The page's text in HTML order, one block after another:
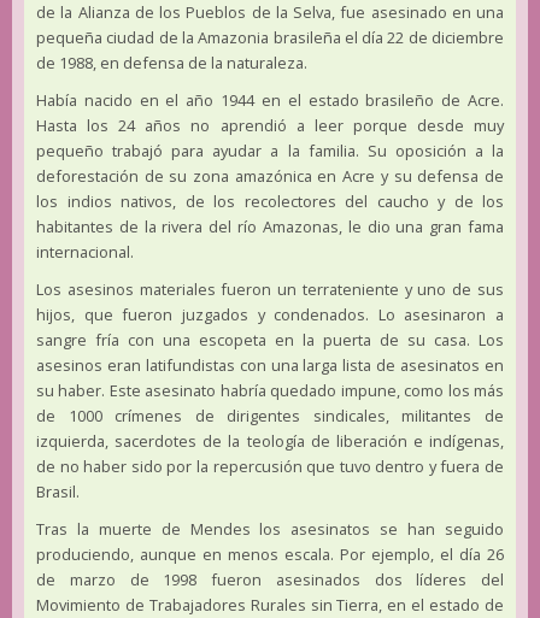
de la Alianza de los Pueblos de la Selva, fue asesinado en una
pequeña ciudad de la Amazonia brasileña el día 22 de diciembre
de 1988, en defensa de la naturaleza.
Había nacido en el año 1944 en el estado brasileño de Acre.
Hasta los 24 años no aprendió a leer porque desde muy
pequeño trabajó para ayudar a la familia. Su oposición a la
deforestación de su zona amazónica en Acre y su defensa de
los indios nativos, de los recolectores del caucho y de los
habitantes de la rivera del río Amazonas, le dio una gran fama
internacional.
Los asesinos materiales fueron un terrateniente y uno de sus
hijos, que fueron juzgados y condenados. Lo asesinaron a
sangre fría con una escopeta en la puerta de su casa. Los
asesinos eran latifundistas con una larga lista de asesinatos en
su haber. Este asesinato habría quedado impune, como los más
de 1000 crímenes de dirigentes sindicales, militantes de
izquierda, sacerdotes de la teología de liberación e indígenas,
de no haber sido por la repercusión que tuvo dentro y fuera de
Brasil.
Tras la muerte de Mendes los asesinatos se han seguido
produciendo, aunque en menos escala. Por ejemplo, el día 26
de marzo de 1998 fueron asesinados dos líderes del
Movimiento de Trabajadores Rurales sin Tierra, en el estado de